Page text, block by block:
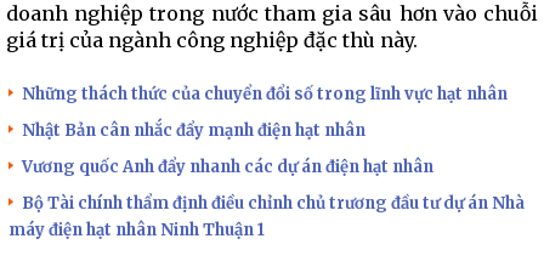
doanh nghiệp trong nước tham gia sâu hơn vào chuỗi
giá trị của ngành công nghiệp đặc thù này.
Những thách thức của chuyển đổi số trong lĩnh vực hạt nhân
Nhật Bản cân nhắc đẩy mạnh điện hạt nhân
Vương quốc Anh đẩy nhanh các dự án điện hạt nhân
Bộ Tài chính thẩm định điều chỉnh chủ trương đầu tư dự án Nhà
máy điện hạt nhân Ninh Thuận 1